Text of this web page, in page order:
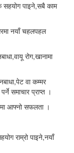
सहयोग पाइने,सबै काम
नयाँ चहलपहल
रोग,खानामा
वा कम्मर
समाचार प्राप्त ।
आफ्नो सफलता ।
राम्रो पाइने,नयाँ